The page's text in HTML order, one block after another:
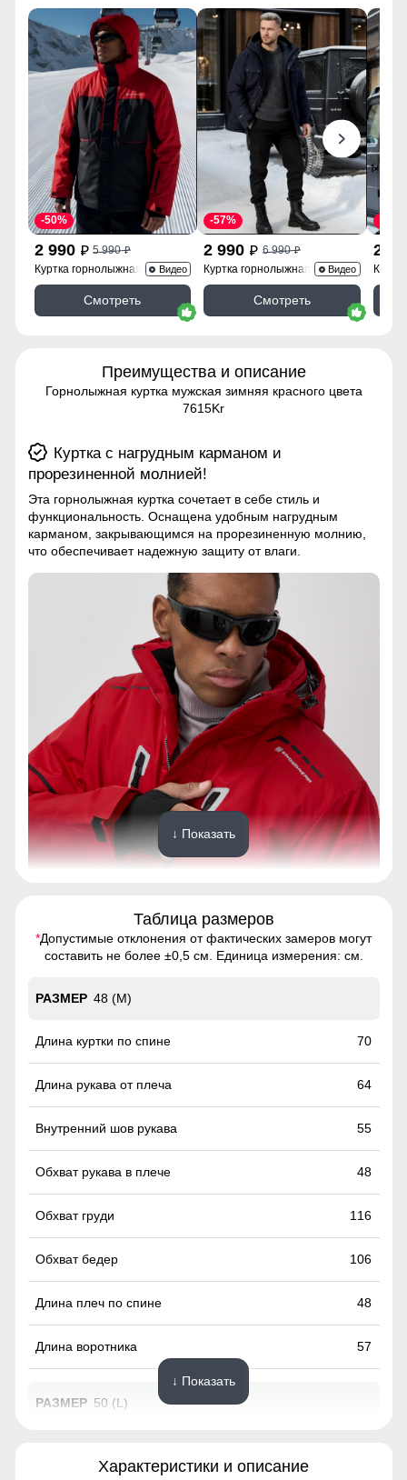
2 990 p 5 990p
-50%
Куртка горнолыжная 7616Kr
Видео
Смотреть
2 990 p 6 990p
-57%
Куртка горнолыжная 2302TS
Видео
Смотреть
2
Преимущества и описание
Горнолыжная куртка мужская зимняя красного цвета
7615Kr
Куртка с нагрудным карманом и
прорезиненной молнией!
Эта горнолыжная куртка сочетает в себе стиль и
функциональность. Оснащена удобным нагрудным
карманом, закрывающимся на прорезиненную молнию,
что обеспечивает надежную защиту от влаги.
Эта горнолыжная куртка сочетает в себе стиль и
функциональность. Оснащена удобным нагрудным
что обеспечивает надежную защиту от влаги.
Вентиляция на молнии под рукавами!
Это лучший помощник для влагоотведения и она
обязательно должна присутствовать в горнолыжной
мембранной куртке. Во время интенсивного
передвижения можно расстегнуть молнии, чтобы Вы не
потели, а во время отдыха или нахождения в лагере —
закрыть, чтобы сохранить тепло, если идет речь о
холодном времени года.
↓ Показать
Таблица размеров
*Допустимые отклонения от фактических замеров могут
составить не более ±0,5 см. Единица измерения: см.
48 (M)
70
64
55
48
116
106
48
57
50 (L)
↓ Показать
Характеристики и описание